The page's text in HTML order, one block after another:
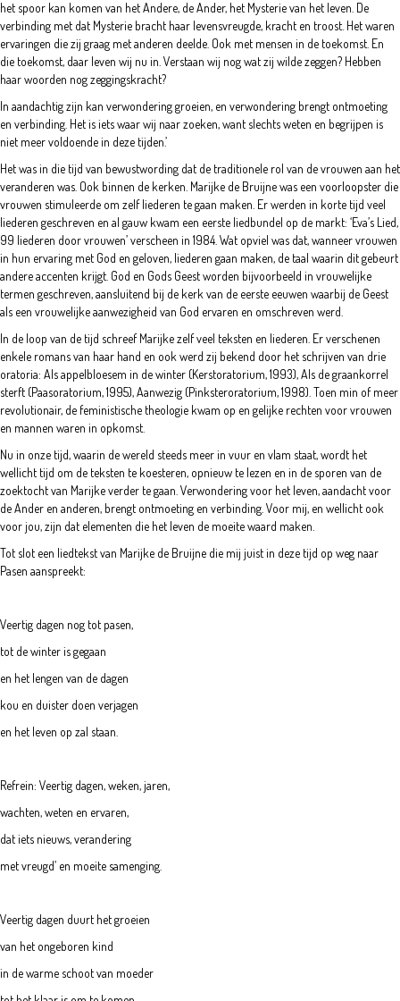
het spoor kan komen van het Andere, de Ander, het Mysterie van het leven. De
verbinding met dat Mysterie bracht haar levensvreugde, kracht en troost. Het waren
ervaringen die zij graag met anderen deelde. Ook met mensen in de toekomst. En
die toekomst, daar leven wij nu in. Verstaan wij nog wat zij wilde zeggen? Hebben
haar woorden nog zeggingskracht?
In aandachtig zijn kan verwondering groeien, en verwondering brengt ontmoeting
en verbinding. Het is iets waar wij naar zoeken, want slechts weten en begrijpen is
niet meer voldoende in deze tijden.’
Het was in die tijd van bewustwording dat de traditionele rol van de vrouwen aan het
veranderen was. Ook binnen de kerken. Marijke de Bruijne was een voorloopster die
vrouwen stimuleerde om zelf liederen te gaan maken. Er werden in korte tijd veel
liederen geschreven en al gauw kwam een eerste liedbundel op de markt: ‘Eva’s Lied,
99 liederen door vrouwen’ verscheen in 1984. Wat opviel was dat, wanneer vrouwen
in hun ervaring met God en geloven, liederen gaan maken, de taal waarin dit gebeurt
andere accenten krijgt. God en Gods Geest worden bijvoorbeeld in vrouwelijke
termen geschreven, aansluitend bij de kerk van de eerste eeuwen waarbij de Geest
als een vrouwelijke aanwezigheid van God ervaren en omschreven werd.
In de loop van de tijd schreef Marijke zelf veel teksten en liederen. Er verschenen
enkele romans van haar hand en ook werd zij bekend door het schrijven van drie
oratoria: Als appelbloesem in de winter (Kerstoratorium, 1993), Als de graankorrel
sterft (Paasoratorium, 1995), Aanwezig (Pinksteroratorium, 1998). Toen min of meer
revolutionair, de feministische theologie kwam op en gelijke rechten voor vrouwen
en mannen waren in opkomst.
Nu in onze tijd, waarin de wereld steeds meer in vuur en vlam staat, wordt het
wellicht tijd om de teksten te koesteren, opnieuw te lezen en in de sporen van de
zoektocht van Marijke verder te gaan. Verwondering voor het leven, aandacht voor
de Ander en anderen, brengt ontmoeting en verbinding. Voor mij, en wellicht ook
voor jou, zijn dat elementen die het leven de moeite waard maken.
Tot slot een liedtekst van Marijke de Bruijne die mij juist in deze tijd op weg naar
Pasen aanspreekt:
Veertig dagen nog tot pasen,
tot de winter is gegaan
en het lengen van de dagen
kou en duister doen verjagen
en het leven op zal staan.
Refrein: Veertig dagen, weken, jaren,
wachten, weten en ervaren,
dat iets nieuws, verandering
met vreugd’ en moeite samenging.
Veertig dagen duurt het groeien
van het ongeboren kind
in de warme schoot van moeder